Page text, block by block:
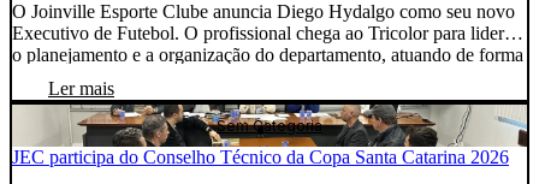
O Joinville Esporte Clube anuncia Diego Hydalgo como seu novo
Executivo de Futebol. O profissional chega ao Tricolor para liderar
o planejamento e a organização do departamento, atuando de forma
envolvidos na operação esportiva. A chegada de Hydalgo ocorre
em um momento estratégico para […]
Ler mais
Sem Categoria
JEC participa do Conselho Técnico da Copa Santa Catarina 2026